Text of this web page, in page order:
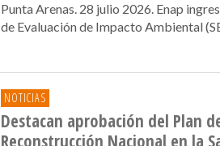
Punta Arenas. 28 julio 2026. Enap
de Evaluación de Impacto Ambiental
NOTICIAS
Destacan aprobación del Plan
Reconstrucción Nacional en la